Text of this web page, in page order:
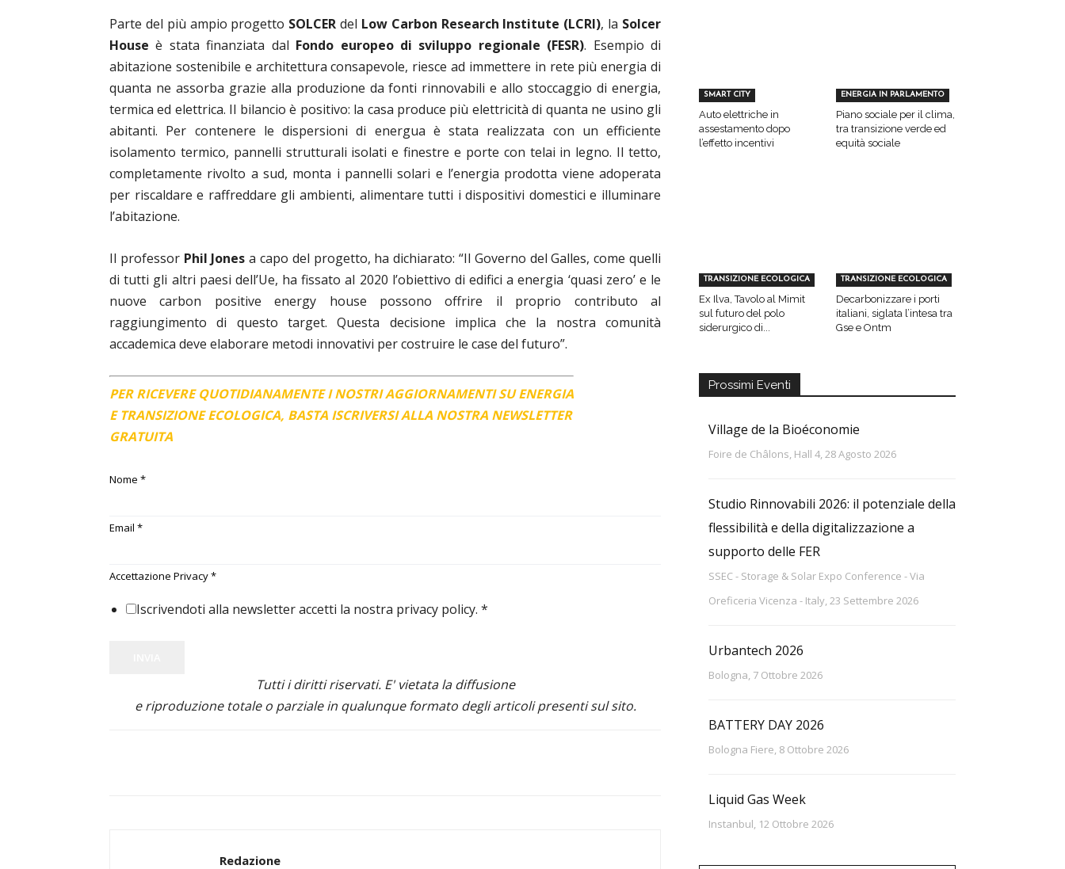
Parte del più ampio progetto SOLCER del Low Carbon Research Institute (LCRI), la Solcer
House è stata finanziata dal Fondo europeo di sviluppo regionale (FESR). Esempio di
abitazione sostenibile e architettura consapevole, riesce ad immettere in rete più energia di
quanta ne assorba grazie alla produzione da fonti rinnovabili e allo stoccaggio di energia,
termica ed elettrica. Il bilancio è positivo: la casa produce più elettricità di quanta ne usino gli
abitanti. Per contenere le dispersioni di energua è stata realizzata con un efficiente
isolamento termico, pannelli strutturali isolati e finestre e porte con telai in legno. Il tetto,
completamente rivolto a sud, monta i pannelli solari e l’energia prodotta viene adoperata
per riscaldare e raffreddare gli ambienti, alimentare tutti i dispositivi domestici e illuminare
l’abitazione.
Il professor Phil Jones a capo del progetto, ha dichiarato: “Il Governo del Galles, come quelli
di tutti gli altri paesi dell’Ue, ha fissato al 2020 l’obiettivo di edifici a energia ‘quasi zero’ e le
nuove carbon positive energy house possono offrire il proprio contributo al
raggiungimento di questo target. Questa decisione implica che la nostra comunità
accademica deve elaborare metodi innovativi per costruire le case del futuro”.
PER RICEVERE QUOTIDIANAMENTE I NOSTRI AGGIORNAMENTI SU ENERGIA
E TRANSIZIONE ECOLOGICA, BASTA ISCRIVERSI ALLA NOSTRA NEWSLETTER
GRATUITA
Nome *
Email *
Accettazione Privacy*
Iscrivendoti alla newsletter accetti la nostra privacy policy. *
Tutti i diritti riservati. E' vietata la diffusione
e riproduzione totale o parziale in qualunque formato degli articoli presenti sul sito.
Redazione
SMART CITY
Auto elettriche in
assestamento dopo
l’effetto incentivi
ENERGIA IN PARLAMENTO
Piano sociale per il clima,
tra transizione verde ed
equità sociale
TRANSIZIONE ECOLOGICA
Ex Ilva, Tavolo al Mimit
sul futuro del polo
siderurgico di...
TRANSIZIONE ECOLOGICA
Decarbonizzare i porti
italiani, siglata l’intesa tra
Gse e Ontm
Prossimi Eventi
Village de la Bioéconomie
Foire de Châlons, Hall 4, 28 Agosto 2026
Studio Rinnovabili 2026: il potenziale della
flessibilità e della digitalizzazione a
supporto delle FER
SSEC - Storage & Solar Expo Conference - Via
Oreficeria Vicenza - Italy, 23 Settembre 2026
Urbantech 2026
Bologna, 7 Ottobre 2026
BATTERY DAY 2026
Bologna Fiere, 8 Ottobre 2026
Liquid Gas Week
Instanbul, 12 Ottobre 2026